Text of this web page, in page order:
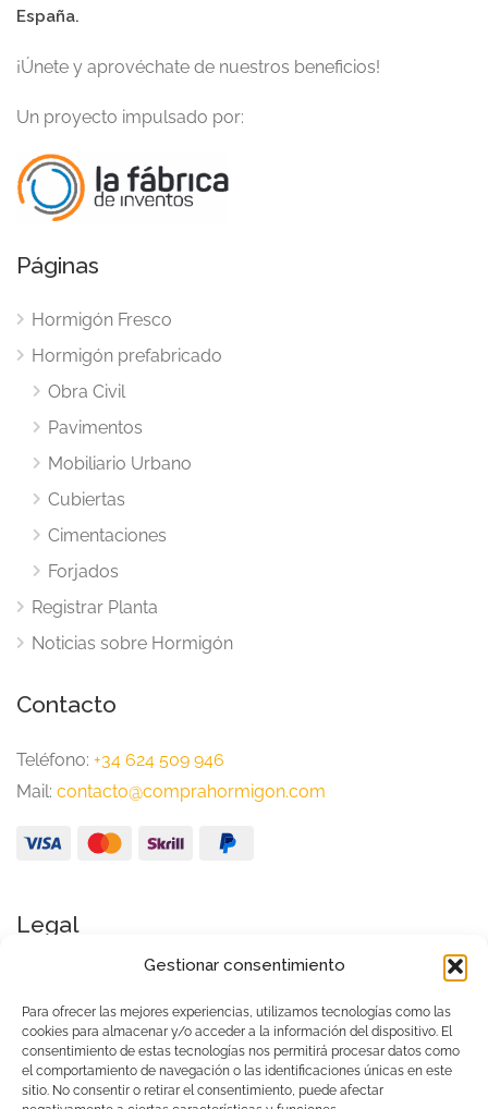
Gestionar consentimiento
Para ofrecer las mejores experiencias, utilizamos tecnologías como las
cookies para almacenar y/o acceder a la información del dispositivo. El
consentimiento de estas tecnologías nos permitirá procesar datos como
el comportamiento de navegación o las identificaciones únicas en este
sitio. No consentir o retirar el consentimiento, puede afectar
España.
¡Únete y aprovéchate de nuestros beneficios!
Un proyecto impulsado por:
Páginas
Hormigón Fresco
Hormigón prefabricado
Obra Civil
Pavimentos
Mobiliario Urbano
Cubiertas
Cimentaciones
Forjados
Registrar Planta
Noticias sobre Hormigón
Contacto
Teléfono: +34 624 509 946
Mail: contacto@comprahormigon.com
Legal
Política de Privacidad
Condiciones generales de uso
Política de cookies (UE)